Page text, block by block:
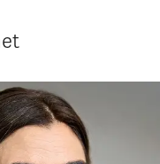
Exportmagasinet